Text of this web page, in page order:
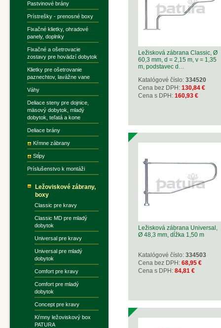
Pastvinové brány
Prístrešky - prenosné boxy
Fixačné klietky, ohradové
panely, doplnky
Fixačné a ošetrovacie
zostavy pre hovädzí dobytok
Klietky pre ošetrovanie
paznechtov, lavážne vane
Váhy
Deliace steny pre dojnice,
mäsový dobytok, mladý
dobytok, teľatá a kone
Deliace brány
Kŕmne zábrany
Stĺpy
Príslušenstvo k montáži
Ležoviskové zábrany,
boxy
Classic pre kravy
Classic MD pre mladý
dobytok
Universal pre kravy
Universal pre mladý
dobytok
Comfort pre kravy
Comfort pre mladý
dobytok
Concept pre kravy
Kŕmny ležoviskový box
PATURA
Ležisková zábrana Classic, Ø
60,3 mm, d = 2,15 m, v = 1,35
m, podstavec d…
Katalógové číslo: 334520
Cena bez DPH: 130,84 €
Cena s DPH: 160,93 €
Ležisková zábrana Universal,
Ø 48,3 mm, dĺžka 1,50 m
Katalógové číslo: 334503
Cena bez DPH: 68,95 €
Cena s DPH: 84,81 €